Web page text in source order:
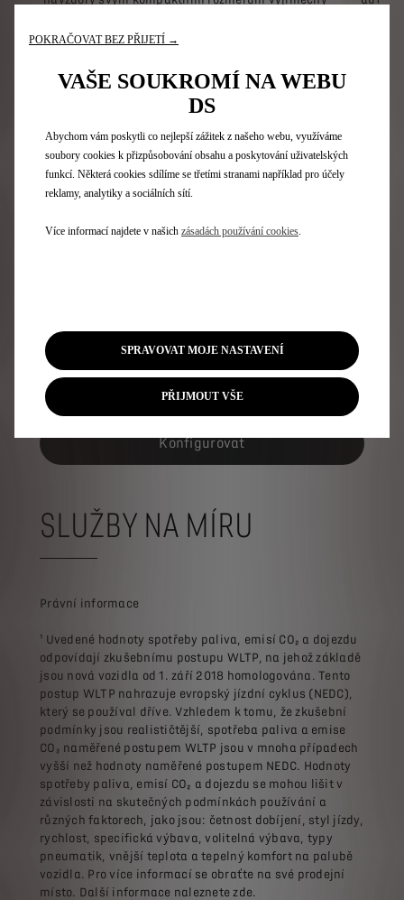
potřebné pohodlí, zabudovali jsme do něj spoustu
zadní lavici a zavazadlový prostor o objemu 350 litrů.
PŘIZPŮSOBTE SI SVŮJ DS
3 CROSSBACK
Konfigurovat
SLUŽBY NA MÍRU
Právní informace
¹ Uvedené hodnoty spotřeby paliva, emisí CO₂ a dojezdu
odpovídají zkušebnímu postupu WLTP, na jehož základě
jsou nová vozidla od 1. září 2018 homologována. Tento
postup WLTP nahrazuje evropský jízdní cyklus (NEDC),
který se používal dříve. Vzhledem k tomu, že zkušební
podmínky jsou realističtější, spotřeba paliva a emise
CO₂ naměřené postupem WLTP jsou v mnoha případech
vyšší než hodnoty naměřené postupem NEDC. Hodnoty
spotřeby paliva, emisí CO₂ a dojezdu se mohou lišit v
závislosti na skutečných podmínkách používání a
různých faktorech, jako jsou: četnost dobíjení, styl jízdy,
rychlost, specifická výbava, volitelná výbava, typy
pneumatik, vnější teplota a tepelný komfort na palubě
vozidla. Pro více informací se obraťte na své prodejní
místo. Další informace naleznete zde.
POKRAČOVAT BEZ PŘIJETÍ →
VAŠE SOUKROMÍ NA WEBU
DS
Abychom vám poskytli co nejlepší zážitek z našeho webu, využíváme
soubory cookies k přizpůsobování obsahu a poskytování uživatelských
funkcí. Některá cookies sdílíme se třetími stranami například pro účely
reklamy, analytiky a sociálních sítí.
Více informací najdete v našich zásadách používání cookies
SPRAVOVAT MOJE NASTAVENÍ
PŘIJMOUT VŠE